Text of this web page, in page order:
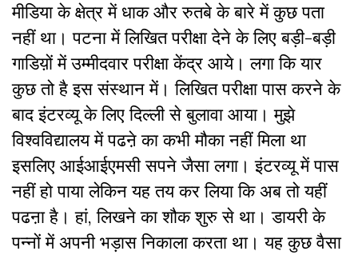
मीडिया के क्षेत्र में धाक और रुतबे के बारे में कुछ पता
नहीं था। पटना में लिखित परीक्षा देने के लिए बड़ी-बड़ी
गाडिय़ों में उम्मीदवार परीक्षा केंद्र आये। लगा कि यार
कुछ तो है इस संस्थान में। लिखित परीक्षा पास करने के
बाद इंटरव्यू के लिए दिल्ली से बुलावा आया। मुझे
विश्वविद्यालय में पढऩे का कभी मौका नहीं मिला था
इसलिए आईआईएमसी सपने जैसा लगा। इंटरव्यू में पास
नहीं हो पाया लेकिन यह तय कर लिया कि अब तो यहीं
पढऩा है। हां, लिखने का शौक शुरु से था। डायरी के
पन्नों में अपनी भड़ास निकाला करता था। यह कुछ वैसा